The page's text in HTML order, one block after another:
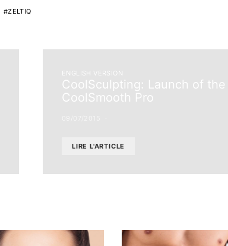
ZELTIQ
ENGLISH VERSION
CoolSculpting: Launch of the
CoolSmooth Pro
LIRE L'ARTICLE